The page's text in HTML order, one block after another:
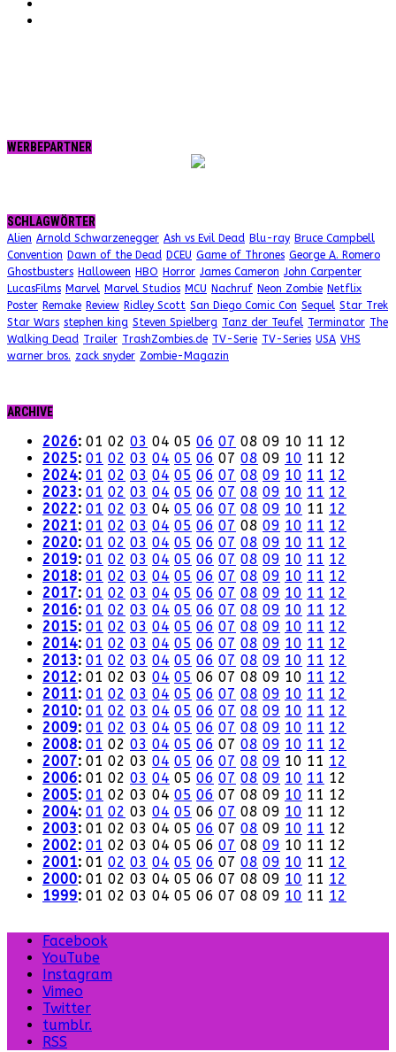
WERBEPARTNER
SCHLAGWÖRTER
Alien Arnold Schwarzenegger Ash vs Evil Dead Blu-ray Bruce Campbell
Convention Dawn of the Dead DCEU Game of Thrones George A. Romero
Ghostbusters Halloween HBO Horror James Cameron John Carpenter
LucasFilms Marvel Marvel Studios MCU Nachruf Neon Zombie Netflix
Poster Remake Review Ridley Scott San Diego Comic Con Sequel Star Trek
Star Wars stephen king Steven Spielberg Tanz der Teufel Terminator The
Walking Dead Trailer TrashZombies.de TV-Serie TV-Series USA VHS
warner bros. zack snyder Zombie-Magazin
ARCHIVE
2026: 01 02 03 04 05 06 07 08 09 10 11 12
2025: 01 02 03 04 05 06 07 08 09 10 11 12
2024: 01 02 03 04 05 06 07 08 09 10 11 12
2023: 01 02 03 04 05 06 07 08 09 10 11 12
2022: 01 02 03 04 05 06 07 08 09 10 11 12
2021: 01 02 03 04 05 06 07 08 09 10 11 12
2020: 01 02 03 04 05 06 07 08 09 10 11 12
2019: 01 02 03 04 05 06 07 08 09 10 11 12
2018: 01 02 03 04 05 06 07 08 09 10 11 12
2017: 01 02 03 04 05 06 07 08 09 10 11 12
2016: 01 02 03 04 05 06 07 08 09 10 11 12
2015: 01 02 03 04 05 06 07 08 09 10 11 12
2014: 01 02 03 04 05 06 07 08 09 10 11 12
2013: 01 02 03 04 05 06 07 08 09 10 11 12
2012: 01 02 03 04 05 06 07 08 09 10 11 12
2011: 01 02 03 04 05 06 07 08 09 10 11 12
2010: 01 02 03 04 05 06 07 08 09 10 11 12
2009: 01 02 03 04 05 06 07 08 09 10 11 12
2008: 01 02 03 04 05 06 07 08 09 10 11 12
2007: 01 02 03 04 05 06 07 08 09 10 11 12
2006: 01 02 03 04 05 06 07 08 09 10 11 12
2005: 01 02 03 04 05 06 07 08 09 10 11 12
2004: 01 02 03 04 05 06 07 08 09 10 11 12
2003: 01 02 03 04 05 06 07 08 09 10 11 12
2002: 01 02 03 04 05 06 07 08 09 10 11 12
2001: 01 02 03 04 05 06 07 08 09 10 11 12
2000: 01 02 03 04 05 06 07 08 09 10 11 12
1999: 01 02 03 04 05 06 07 08 09 10 11 12
Facebook
YouTube
Instagram
Vimeo
Twitter
tumblr.
RSS